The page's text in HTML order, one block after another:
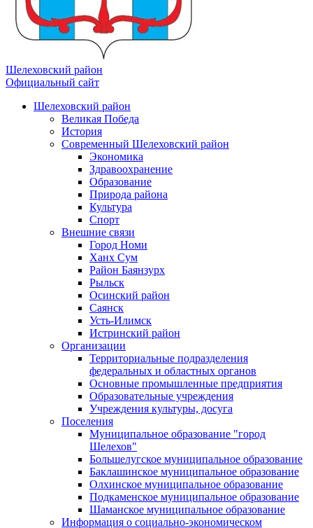
Шелеховский район
Официальный сайт
Шелеховский район
Великая Победа
История
Современный Шелеховский район
Экономика
Здравоохранение
Образование
Природа района
Культура
Спорт
Внешние связи
Город Номи
Ханх Сум
Район Баянзурх
Рыльск
Осинский район
Саянск
Усть-Илимск
Истринский район
Организации
Территориальные подразделения
федеральных и областных органов
Основные промышленные предприятия
Образовательные учреждения
Учреждения культуры, досуга
Поселения
Муниципальное образование "город
Шелехов"
Большелугское муниципальное образование
Баклашинское муниципальное образование
Олхинское муниципальное образование
Подкаменское муниципальное образование
Шаманское муниципальное образование
Информация о социально-экономическом